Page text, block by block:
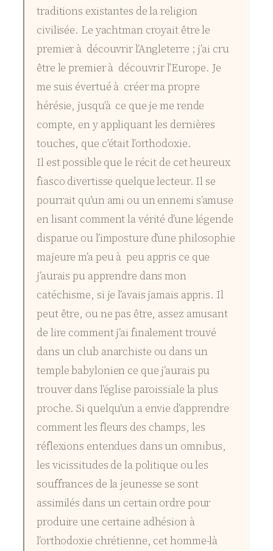
traditions existantes de la religion
civilisée. Le yachtman croyait être le
premier à découvrir l’Angleterre ; j’ai cru
être le premier à découvrir l’Europe. Je
me suis évertué à créer ma propre
hérésie, jusqu’à ce que je me rende
compte, en y appliquant les dernières
touches, que c’était l’orthodoxie.
Il est possible que le récit de cet heureux
fiasco divertisse quelque lecteur. Il se
pourrait qu’un ami ou un ennemi s’amuse
en lisant comment la vérité d’une légende
disparue ou l’imposture d’une philosophie
majeure m’a peu à peu appris ce que
j’aurais pu apprendre dans mon
catéchisme, si je l’avais jamais appris. Il
peut être, ou ne pas être, assez amusant
de lire comment j’ai finalement trouvé
dans un club anarchiste ou dans un
temple babylonien ce que j’aurais pu
trouver dans l’église paroissiale la plus
proche. Si quelqu’un a envie d’apprendre
comment les fleurs des champs, les
réflexions entendues dans un omnibus,
les vicissitudes de la politique ou les
souffrances de la jeunesse se sont
assimilés dans un certain ordre pour
produire une certaine adhésion à
l’orthodoxie chrétienne, cet homme-là